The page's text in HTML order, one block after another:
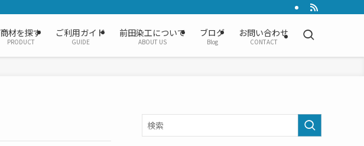
商材を探す
PRODUCT
ご利用ガイド
GUIDE
前田染工について
ABOUT US
ブログ
Blog
お問い合わせ
CONTACT